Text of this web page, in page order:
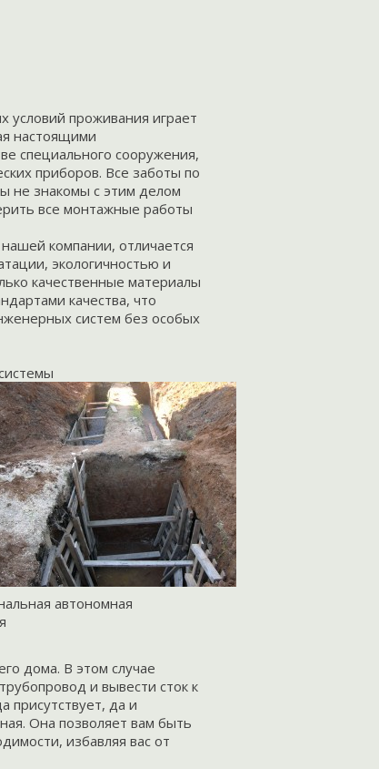
условий проживания играет
настоящими
специального сооружения,
приборов. Все заботы по
не знакомы с этим делом
все монтажные работы
компании, отличается
экологичностью и
качественные материалы
качества, что
систем без особых
автономная
дома. В этом случае
и вывести сток к
присутствует, да и
Она позволяет вам быть
избавляя вас от